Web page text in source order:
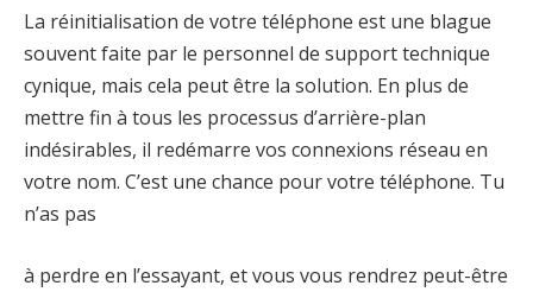
La réinitialisation de votre téléphone est une blague
souvent faite par le personnel de support technique
cynique, mais cela peut être la solution. En plus de
mettre fin à tous les processus d’arrière-plan
indésirables, il redémarre vos connexions réseau en
votre nom. C’est une chance pour votre téléphone. Tu
n’as pas
à perdre en l’essayant, et vous vous rendrez peut-être